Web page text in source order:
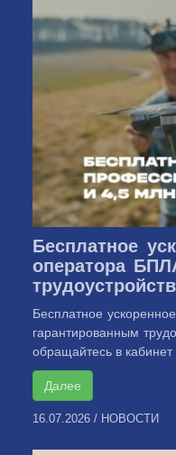
Бесплатное
оператора
Бесплатное
гарантированным
обращайтесь в кабинет
Далее
16.07.2026 / НОВОСТИ